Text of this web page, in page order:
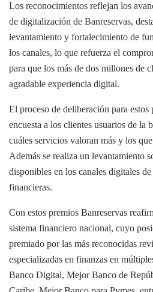
Los reconocimientos reflejan los
de digitalización de Banreservas,
levantamiento y fortalecimiento de
los canales, lo que refuerza el
para que los más de dos millones de
agradable experiencia digital.
El proceso de deliberación para
encuesta a los clientes usuarios de la
cuáles servicios valoran más y los
Además se realiza un levantamiento
disponibles en los canales digitales
financieras.
Con estos premios Banreservas
sistema financiero nacional, cuyo
premiado por las más reconocidas
especializadas en finanzas en
Banco Digital, Mejor Banco de